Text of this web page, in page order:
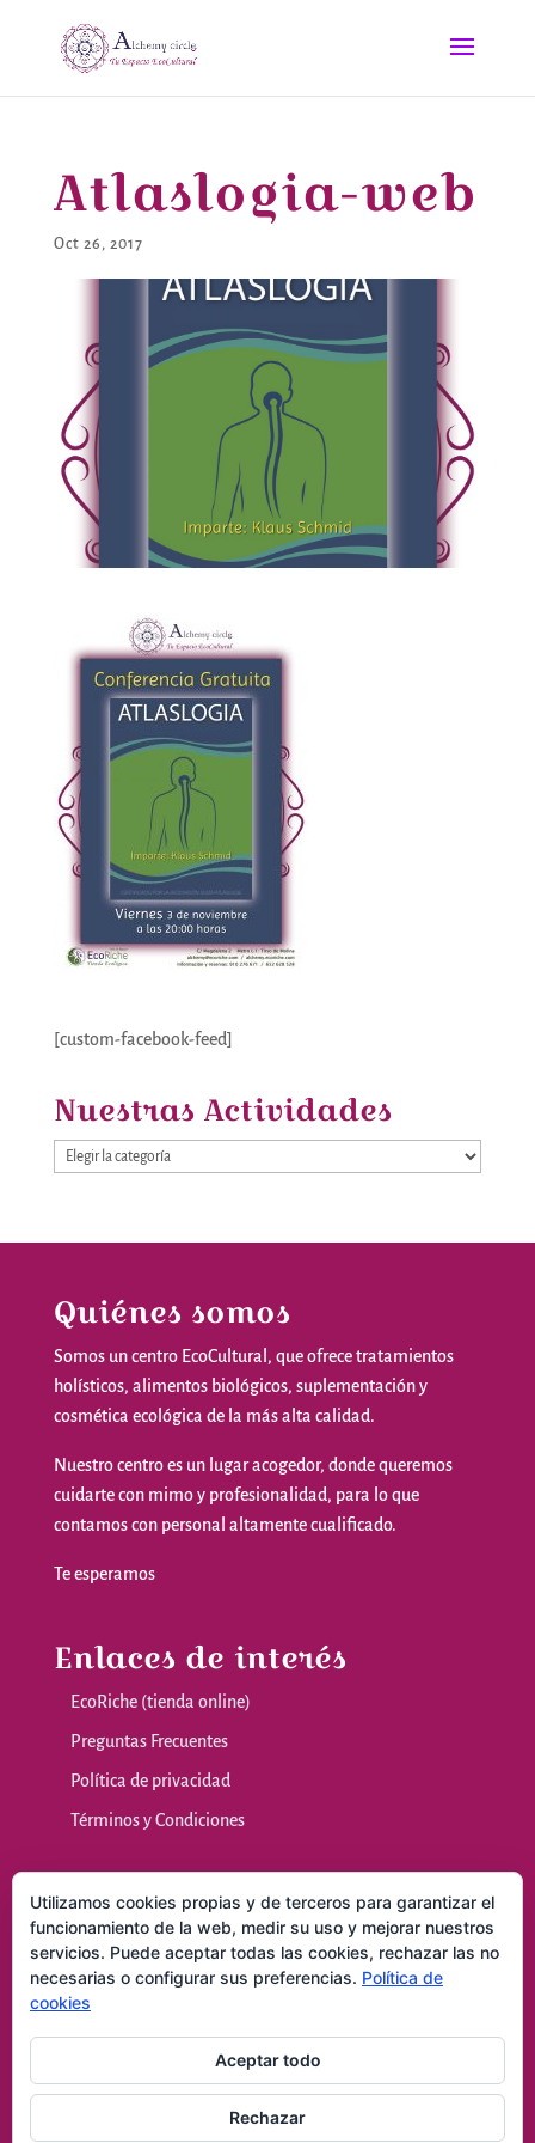
Atlaslogia-web
Oct 26, 2017
[custom-facebook-feed]
Nuestras Actividades
Nuestras
Quiénes somos
Somosuncentro EcoCultural , que ofrece tratamientos
holísticos, alimentos biológicos, suplementacióny
cosmética ecológica de la más alta calidad.
Nuestro centro es un lugar acogedor, donde queremos
cuidartecon mimoy profesionalidad, para loque
contamoscon personal altamente cualificado.
Te esperamos
Enlaces de interés
EcoRiche (tienda online)
Preguntas Frecuentes
Política de privacidad
Términos y Condiciones
Nuestras sala
Masajes y Técnicas Naturales
Consultas
Contacto
Utilizamos cookies propias y de terceros para garantizar el
funcionamiento de la web, medir su uso y mejorar nuestros
servicios. Puede aceptar todas las cookies, rechazar las no
necesarias o configurar sus preferencias. Política de
cookies
Aceptar todo
Rechazar